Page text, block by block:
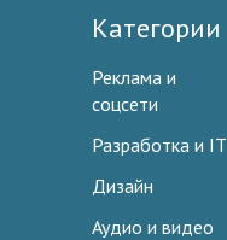
Категории
Реклама и
соцсети
Разработка и IT
Дизайн
Аудио и видео